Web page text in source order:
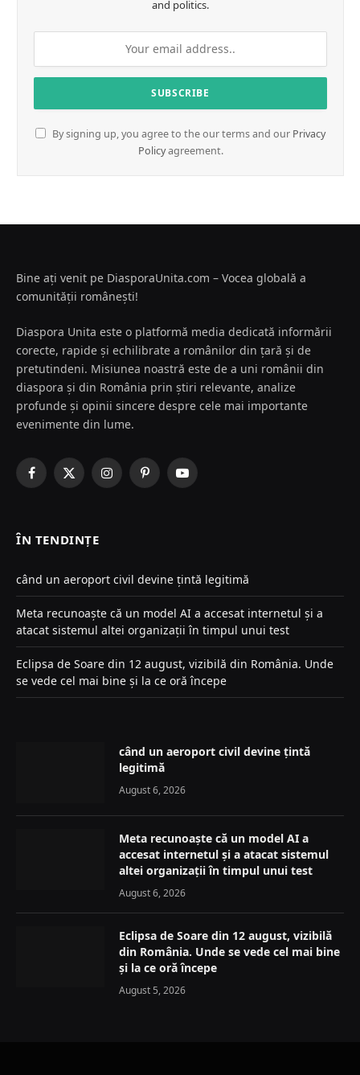
and politics.
By signing up, you agree to the our terms and our Privacy
Policyagreement.
Bine ați venit pe DiasporaUnita.com – Vocea globală a
comunității românești!
Diaspora Unita este o platformă media dedicată informării
corecte, rapide și echilibrate a românilor din țară și de
pretutindeni. Misiunea noastră este de a uni românii din
diaspora și din România prin știri relevante, analize
profunde și opinii sincere despre cele mai importante
evenimente din lume.
Facebook
X
InstagramPinterestYouTube
ÎN TENDINȚE
când un aeroport civil devine țintă legitimă
Meta recunoaște că un model AI a accesat internetul și a
atacat sistemul altei organizații în timpul unui test
Eclipsa de Soare din 12 august, vizibilă din România. Unde
se vede cel mai bine și la ce oră începe
când un aeroport civil devine țintă
legitimă
August 6, 2026
Meta recunoaște că un model AI a
accesat internetul și a atacat sistemul
altei organizații în timpul unui test
August 6, 2026
Eclipsa de Soare din 12 august, vizibilă
din România. Unde se vede cel mai bine
și la ce oră începe
August 5, 2026